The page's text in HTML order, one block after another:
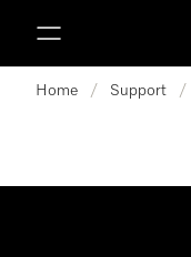
Home / Support /